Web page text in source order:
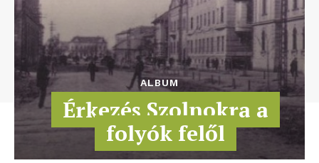
ALBUM
Érkezés Szolnokra a
folyók felől